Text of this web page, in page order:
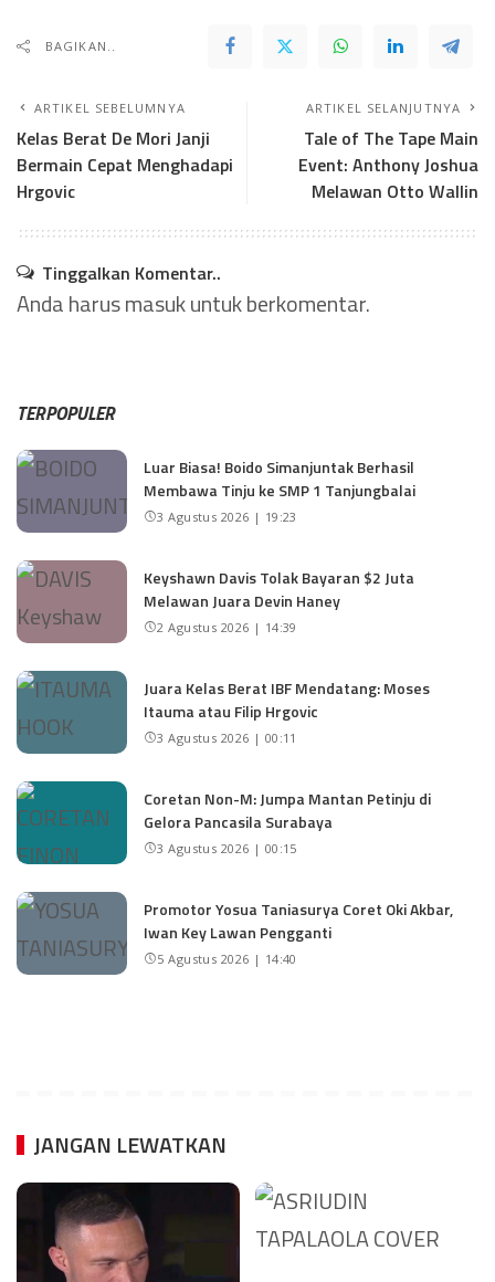
BAGIKAN..
ARTIKEL SEBELUMNYA
Kelas Berat De Mori Janji
Bermain Cepat Menghadapi
Hrgovic
ARTIKEL SELANJUTNYA
Tale of The Tape Main
Event: Anthony Joshua
Melawan Otto Wallin
Tinggalkan Komentar..
Anda harusmasukuntuk berkomentar.
TERPOPULER
Luar Biasa! Boido Simanjuntak Berhasil
Membawa Tinju ke SMP 1 Tanjungbalai
3 Agustus 2026 | 19:23
Keyshawn Davis Tolak Bayaran $2 Juta
Melawan Juara Devin Haney
2 Agustus 2026 | 14:39
Juara Kelas Berat IBF Mendatang: Moses
Itauma atau Filip Hrgovic
3 Agustus 2026 | 00:11
Coretan Non-M: Jumpa Mantan Petinju di
Gelora Pancasila Surabaya
3 Agustus 2026 | 00:15
Promotor Yosua Taniasurya Coret Oki Akbar,
Iwan Key Lawan Pengganti
5 Agustus 2026 | 14:40
JANGAN LEWATKAN